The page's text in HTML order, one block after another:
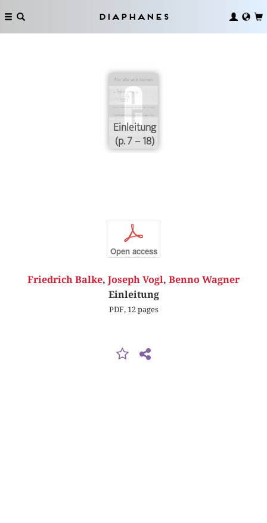
Diaphanes
Einleitung
(p. 7 – 18)
p
Open access
Friedrich Balke, Joseph Vogl, Benno Wagner
Einleitung
PDF, 12 pages